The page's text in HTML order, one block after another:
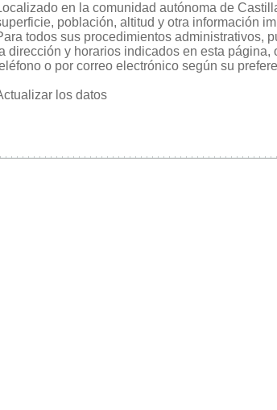
en la comunidad autónoma de
población, altitud y otra información
todos sus procedimientos administrativos,
dirección y horarios indicados en esta
o por correo electrónico según su
los datos